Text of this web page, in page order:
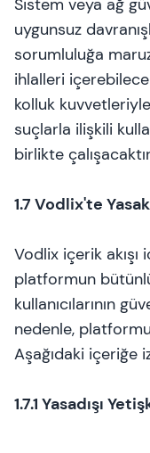
Sistem veya ağ
uygunsuz
sorumluluğa
ihlalleri
kolluk
suçlarla ilişkili
birlikte
1.7 Vodlix'te
Vodlix içerik
platformun
kullanıcılarının
nedenle,
Aşağıdaki içeriğe
1.7.1 Yasadışı